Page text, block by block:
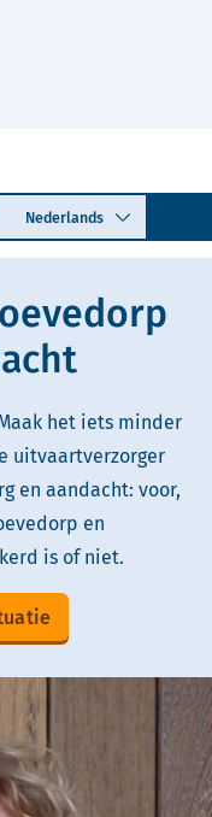
020 - 218 18 17
language
het iets minder
uitvaartverzorger
en aandacht: voor,
en
is of niet.